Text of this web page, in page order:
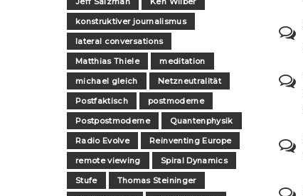
konstruktiver journalismus
lateral conversations
Matthias Thiele
meditation
michael gleich
Netzneutralität
Postfaktisch
postmoderne
Postpostmoderne
Quantenphysik
Radio Evolve
Reinventing Europe
remote viewing
Spiral Dynamics
Stufe
Thomas Steininger